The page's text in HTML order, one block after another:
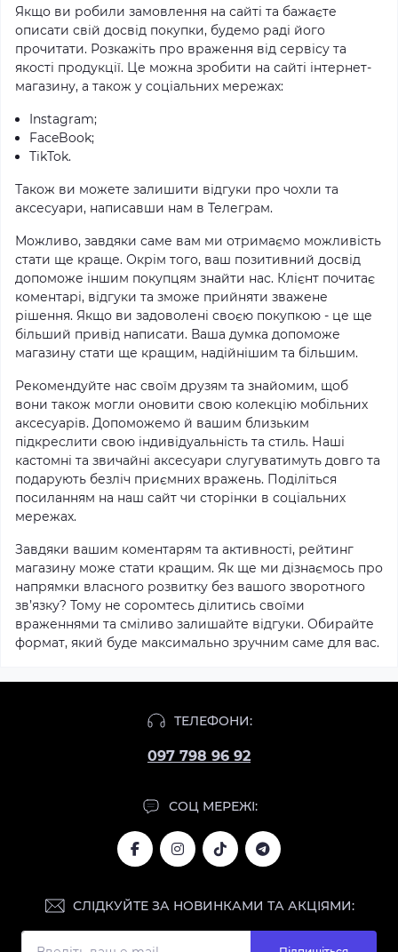
Якщо ви робили замовлення на сайті та бажаєте
описати свій досвід покупки, будемо раді його
прочитати. Розкажіть про враження від сервісу та
якості продукції. Це можна зробити на сайті інтернет-
магазину, а також у соціальних мережах:
Instagram;
FaceBook;
TikTok.
Також ви можете залишити відгуки про чохли та
аксесуари, написавши нам в Телеграм.
Можливо, завдяки саме вам ми отримаємо можливість
стати ще краще. Окрім того, ваш позитивний досвід
допоможе іншим покупцям знайти нас. Клієнт почитає
коментарі, відгуки та зможе прийняти зважене
рішення. Якщо ви задоволені своєю покупкою - це ще
більший привід написати. Ваша думка допоможе
магазину стати ще кращим, надійнішим та більшим.
Рекомендуйте нас своїм друзям та знайомим, щоб
вони також могли оновити свою колекцію мобільних
аксесуарів. Допоможемо й вашим близьким
підкреслити свою індивідуальність та стиль. Наші
кастомні та звичайні аксесуари слугуватимуть довго та
подарують безліч приємних вражень. Поділіться
посиланням на наш сайт чи сторінки в соціальних
мережах.
Завдяки вашим коментарям та активності, рейтинг
магазину може стати кращим. Як ще ми дізнаємось про
напрямки власного розвитку без вашого зворотного
зв’язку? Тому не соромтесь ділитись своїми
враженнями та сміливо залишайте відгуки. Обирайте
формат, який буде максимально зручним саме для вас.
ТЕЛЕФОНИ:
097 798 96 92
СОЦ МЕРЕЖІ:
СЛІДКУЙТЕ ЗА НОВИНКАМИ ТА АКЦІЯМИ: